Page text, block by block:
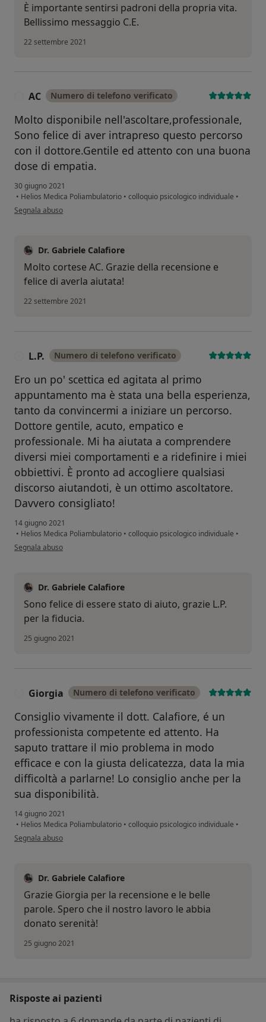
È importante sentirsi padroni della propria vita.
Bellissimo messaggio C.E.
22 settembre 2021
AC Numero di telefono verificato
Molto disponibile nell'ascoltare,professionale,
Sono felice di aver intrapreso questo percorso
con il dottore.Gentile ed attento con una buona
dose di empatia.
30 giugno 2021
• Helios Medica Poliambulatorio • colloquio psicologico individuale •
secondo l'opinione dell'utente AC
Segnala abuso
Dr. Gabriele Calafiore
Molto cortese AC. Grazie della recensione e
felice di averla aiutata!
22 settembre 2021
L.P. Numero di telefono verificato
Ero un po' scettica ed agitata al primo
appuntamento ma è stata una bella esperienza,
tanto da convincermi a iniziare un percorso.
Dottore gentile, acuto, empatico e
professionale. Mi ha aiutata a comprendere
diversi miei comportamenti e a ridefinire i miei
obbiettivi. È pronto ad accogliere qualsiasi
discorso aiutandoti, è un ottimo ascoltatore.
Davvero consigliato!
14 giugno 2021
• Helios Medica Poliambulatorio • colloquio psicologico individuale •
secondo l'opinione dell'utente L.P.
Segnala abuso
Dr. Gabriele Calafiore
Sono felice di essere stato di aiuto, grazie L.P.
per la fiducia.
25 giugno 2021
Giorgia Numero di telefono verificato
Consiglio vivamente il dott. Calafiore, é un
professionista competente ed attento. Ha
saputo trattare il mio problema in modo
efficace e con la giusta delicatezza, data la mia
difficoltà a parlarne! Lo consiglio anche per la
sua disponibilità.
14 giugno 2021
• Helios Medica Poliambulatorio • colloquio psicologico individuale •
secondo l'opinione dell'utente Giorgia
Segnala abuso
Dr. Gabriele Calafiore
Grazie Giorgia per la recensione e le belle
parole. Spero che il nostro lavoro le abbia
donato serenità!
25 giugno 2021
Risposte ai pazienti